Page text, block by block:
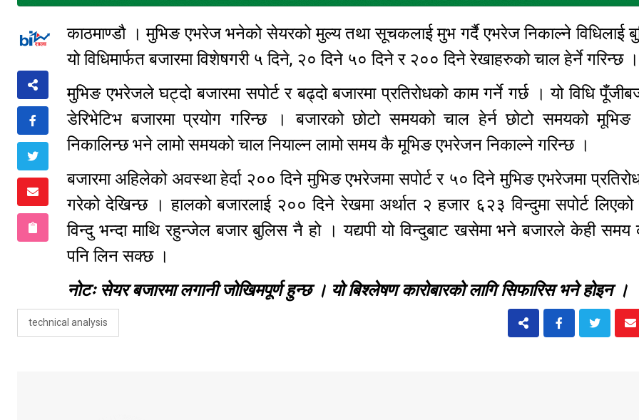
काठमाण्डौ । मुभिङ एभरेज भनेको सेयरको मुल्य तथा सूचकलाई मुभ गर्दै एभरेज निकाल्ने विधिलाई
यो विधिमार्फत बजारमा विशेषगरी ५ दिने, २० दिने ५० दिने र २०० दिने रेखाहरुको चाल हेर्ने गरिन्छ ।
मुभिङ एभरेजले घट्दो बजारमा सपोर्ट र बढ्दो बजारमा प्रतिरोधको काम गर्ने गर्छ । यो विधि
डेरिभेटिभ बजारमा प्रयोग गरिन्छ । बजारको छोटो समयको चाल हेर्न छोटो समयको
निकालिन्छ भने लामो समयको चाल नियाल्न लामो समय कै मूभिङ एभरेजन निकाल्ने गरिन्छ ।
बजारमा अहिलेको अवस्था हेर्दा २०० दिने मुभिङ एभरेजमा सपोर्ट र ५० दिने मुभिङ एभरेजमा
गरेको देखिन्छ । हालको बजारलाई २०० दिने रेखमा अर्थात २ हजार ६२३ विन्दुमा सपोर्ट
विन्दु भन्दा माथि रहुन्जेल बजार बुलिस नै हो । यद्यपी यो विन्दुबाट खसेमा भने बजारले केही
पनि लिन सक्छ ।
नोटः सेयर बजारमा लगानी जोखिमपूर्ण हुन्छ । यो बिश्लेषण कारोबारको लागि सिफारिस भने होइन ।
technical analysis